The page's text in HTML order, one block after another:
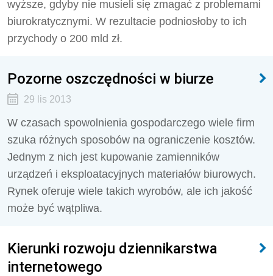
wyższe, gdyby nie musieli się zmagać z problemami
biurokratycznymi. W rezultacie podniosłoby to ich
przychody o 200 mld zł.
Pozorne oszczędności w biurze
29 lis 2013
W czasach spowolnienia gospodarczego wiele firm
szuka różnych sposobów na ograniczenie kosztów.
Jednym z nich jest kupowanie zamienników
urządzeń i eksploatacyjnych materiałów biurowych.
Rynek oferuje wiele takich wyrobów, ale ich jakość
może być wątpliwa.
Kierunki rozwoju dziennikarstwa
internetowego